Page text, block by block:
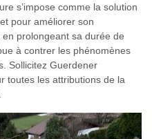
s’impose comme la solution
pour améliorer son
prolongeant sa durée de
à contrer les phénomènes
Sollicitez Guerdener
toutes les attributions de la